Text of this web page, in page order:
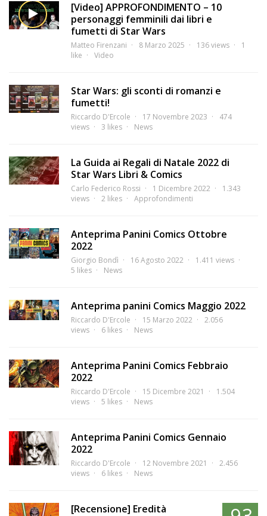
[Video] APPROFONDIMENTO – 10
personaggi femminili dai libri e
fumetti di Star Wars
Matteo Firenzani 8 Marzo 2025 136 views
1
like
Video
Star Wars: gli sconti di romanzi e
fumetti!
Riccardo D'Ercole 17 Novembre 2023
474
views
3 likes News
La Guida ai Regali di Natale 2022 di
Star Wars Libri & Comics
Carlo Federico Rossi 1 Dicembre 2022
1.343
views
2 likes Approfondimenti
Anteprima Panini Comics Ottobre
2022
Giorgio Bondì 16 Agosto 2022
1.411 views
5 likes
News
Anteprima panini Comics Maggio 2022
Riccardo D'Ercole 15 Marzo 2022
2.056
views
6 likes News
Anteprima Panini Comics Febbraio
2022
Riccardo D'Ercole 15 Dicembre 2021
1.504
views
5 likes News
Anteprima Panini Comics Gennaio
2022
Riccardo D'Ercole 12 Novembre 2021
2.456
views
6 likes News
[Recensione] Eredità